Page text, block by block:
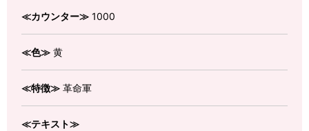
≪カウンター≫ 1000
≪色≫ 黄
≪特徴≫ 革命軍
≪テキスト≫